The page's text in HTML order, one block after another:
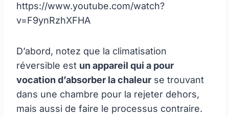
https://www.youtube.com/watch?
v=F9ynRzhXFHA
D’abord, notez que la climatisation
réversible est un appareil qui a pour
vocation d’absorber la chaleur se trouvant
dans une chambre pour la rejeter dehors,
mais aussi de faire le processus contraire.